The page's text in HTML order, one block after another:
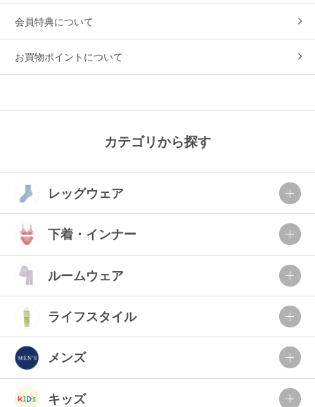
会員特典について
お買物ポイントについて
カテゴリから探す
レッグウェア
下着・インナー
ルームウェア
ライフスタイル
メンズ
キッズ